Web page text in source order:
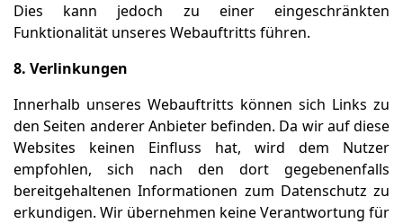
Dies kann jedoch zu einer eingeschränkten
Funktionalität unseres Webauftritts führen.
8. Verlinkungen
Innerhalb unseres Webauftritts können sich Links zu
den Seiten anderer Anbieter befinden. Da wir auf diese
Websites keinen Einfluss hat, wird dem Nutzer
empfohlen, sich nach den dort gegebenenfalls
bereitgehaltenen Informationen zum Datenschutz zu
erkundigen. Wir übernehmen keine Verantwortung für